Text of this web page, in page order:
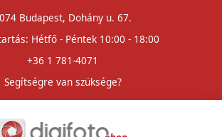
Budapest, Dohány u. 67.
Hétfő - Péntek 10:00 - 18:00
+36 1 781-4071
Segítségre van szüksége?